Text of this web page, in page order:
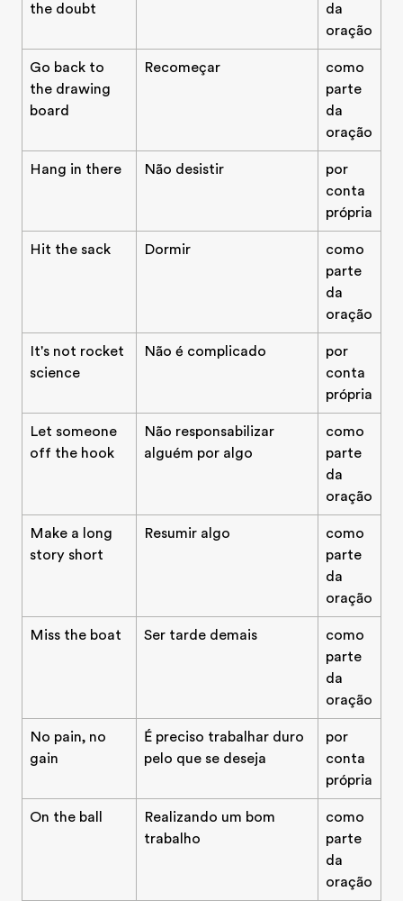
the doubt
da
oração
Go back to
the drawing
board
Recomeçar
como
parte
da
oração
Hang in there Não desistir
por
conta
própria
Hit the sack Dormir
como
parte
da
oração
It's not rocket
science
Não é complicado
por
conta
própria
Let someone
off the hook
Não responsabilizar
alguém por algo
como
parte
da
oração
Make a long
story short
Resumir algo
como
parte
da
oração
Miss the boat Ser tarde demais
como
parte
da
oração
No pain, no
gain
É preciso trabalhar duro
pelo que se deseja
por
conta
própria
On the ball
Realizando um bom
trabalho
como
parte
da
oração